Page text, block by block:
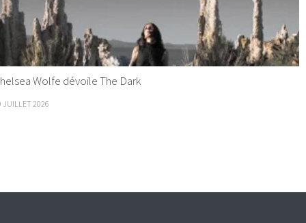
Wolfe dévoile The Dark
JUILLET 2026